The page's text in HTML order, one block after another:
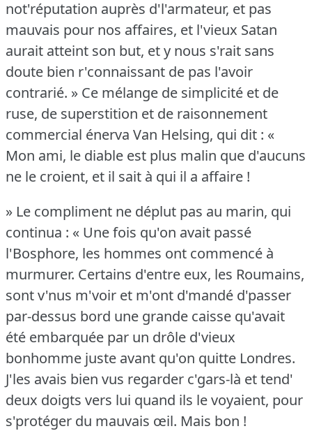
not'réputation auprès d'l'armateur, et pas
mauvais pour nos affaires, et l'vieux Satan
aurait atteint son but, et y nous s'rait sans
doute bien r'connaissant de pas l'avoir
contrarié. » Ce mélange de simplicité et de
ruse, de superstition et de raisonnement
commercial énerva Van Helsing, qui dit : «
Mon ami, le diable est plus malin que d'aucuns
ne le croient, et il sait à qui il a affaire !
» Le compliment ne déplut pas au marin, qui
continua : « Une fois qu'on avait passé
l'Bosphore, les hommes ont commencé à
murmurer. Certains d'entre eux, les Roumains,
sont v'nus m'voir et m'ont d'mandé d'passer
par-dessus bord une grande caisse qu'avait
été embarquée par un drôle d'vieux
bonhomme juste avant qu'on quitte Londres.
J'les avais bien vus regarder c'gars-là et tend'
deux doigts vers lui quand ils le voyaient, pour
s'protéger du mauvais œil. Mais bon !